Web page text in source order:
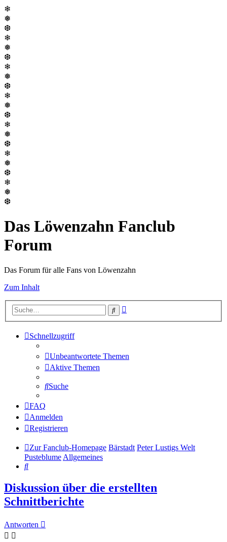
❄
❅
❆
❄
❅
❆
❄
❅
❆
❄
❅
❆
❄
❅
❆
❄
❅
❆
❄
❅
❆
Das Löwenzahn Fanclub
Forum
Das Forum für alle Fans von Löwenzahn
Zum Inhalt
Suche
Schnellzugriff
Unbeantwortete Themen
Aktive Themen
Suche
FAQ
Anmelden
Registrieren
Zur Fanclub-Homepage Bärstadt Peter Lustigs Welt
PusteblumeAllgemeines
Suche
Diskussion über die erstellten
Schnittberichte
Antworten